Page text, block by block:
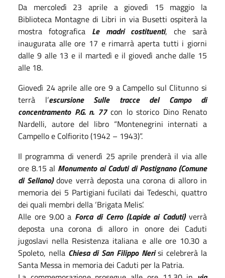
Da mercoledì 23 aprile a giovedì 15 maggio la
Biblioteca Montagne di Libri in via Busetti ospiterà la
mostra fotografica Le madri costituenti, che sarà
inaugurata alle ore 17 e rimarrà aperta tutti i giorni
dalle 9 alle 13 e il martedì e il giovedì anche dalle 15
alle 18.
Giovedì 24 aprile alle ore 9 a Campello sul Clitunno si
terrà l’escursione Sulle tracce del Campo di
concentramento P.G. n. 77con lo storico Dino Renato
Nardelli, autore del libro “Montenegrini internati a
Campello e Colfiorito (1942 – 1943)”.
Il programma di venerdì 25 aprile prenderà il via alle
ore 8.15 al Monumento ai Caduti di Postignano (Comune
di Sellano)dove verrà deposta una corona di alloro in
memoria dei 5 Partigiani fucilati dai Tedeschi, quattro
dei quali membri della ‘Brigata Melis’.
Alle ore 9.00 a Forca di Cerro (Lapide ai Caduti)verrà
deposta una corona di alloro in onore dei Caduti
jugoslavi nella Resistenza italiana e alle ore 10.30 a
Spoleto, nella Chiesa di San Filippo Nerisi celebrerà la
Santa Messa in memoria dei Caduti per la Patria.